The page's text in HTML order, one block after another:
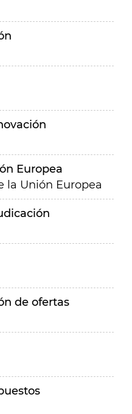
Europea
la Unión Europea
de ofertas